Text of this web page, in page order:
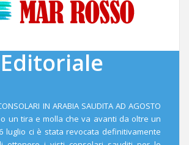
Editoriale
IN ARABIA SAUDITA AD AGOSTO
un tira e molla che va avanti da oltre un
luglio ci è stata revocata definitivamente